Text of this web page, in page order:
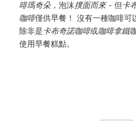
啡瑪奇朵， 泡沫撲面而來- 但 卡
咖啡僅供早餐！ 沒有一種咖啡可
除非是卡布奇諾咖啡或咖啡拿鐵
使用早餐糕點。